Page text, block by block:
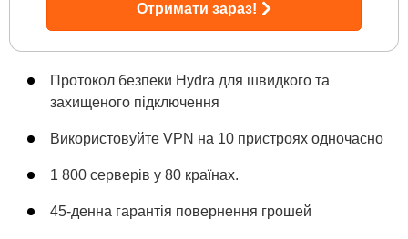
Отримати зараз!
Протокол безпеки Hydra для швидкого та
захищеного підключення
Використовуйте VPN на 10 пристроях одночасно
1 800 серверів у 80 країнах.
45-денна гарантія повернення грошей